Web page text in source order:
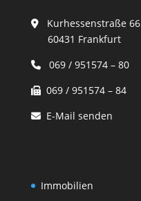
Kurhessenstraße 66
60431 Frankfurt
069 / 951574 – 80
069 / 951574 – 84
E-Mail senden
Immobilien